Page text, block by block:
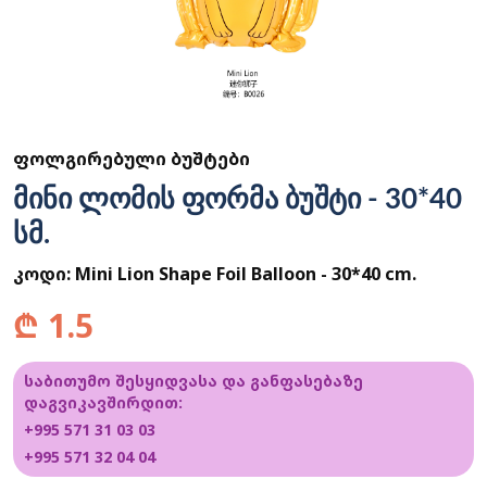
ᲤᲝᲚᲒᲘᲠᲔᲑᲣᲚᲘ ᲑᲣᲨᲢᲔᲑᲘ
მინი ლომის ფორმა ბუშტი - 30*40
სმ.
კოდი: Mini Lion Shape Foil Balloon - 30*40 cm.
₾ 1.5
საბითუმო შესყიდვასა და განფასებაზე
დაგვიკავშირდით:
+995 571 31 03 03
+995 571 32 04 04